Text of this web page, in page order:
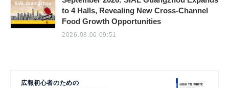
to 4 Halls, Revealing New Cross-Channel
Food Growth Opportunities
2026.08.06 09:51
広報初心者のための